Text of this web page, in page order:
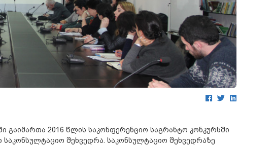
გაიმართა 2016 წლის საკონფერენციო საგრანტო კონკურსში
შეხვედრა. საკონსულტაციო შეხვედრაზე